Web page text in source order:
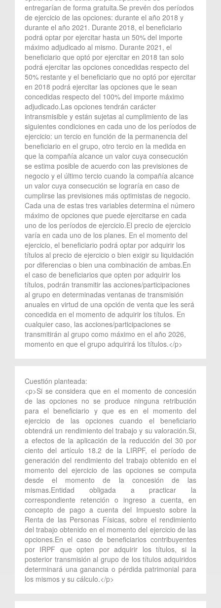
entregarían de forma gratuita.Se prevén dos períodos
de ejercicio de las opciones: durante el año 2018 y
durante el año 2021. Durante 2018, el beneficiario
podrá optar por ejercitar hasta un 50% del importe
máximo adjudicado al mismo. Durante 2021, el
beneficiario que optó por ejercitar en 2018 tan solo
podrá ejercitar las opciones concedidas respecto del
50% restante y el beneficiario que no optó por ejercitar
en 2018 podrá ejercitar las opciones que le sean
concedidas respecto del 100% del importe máximo
adjudicado.Las opciones tendrán carácter
intransmisible y están sujetas al cumplimiento de las
siguientes condiciones en cada uno de los períodos de
ejercicio: un tercio en función de la permanencia del
beneficiario en el grupo, otro tercio en la medida en
que la compañía alcance un valor cuya consecución
se estima posible de acuerdo con las previsiones de
negocio y el último tercio cuando la compañía alcance
un valor cuya consecución se lograría en caso de
cumplirse las previsiones más optimistas de negocio.
Cada una de estas tres variables determina el número
máximo de opciones que puede ejercitarse en cada
uno de los períodos de ejercicio.El precio de ejercicio
varía en cada uno de los planes. En el momento del
ejercicio, el beneficiario podrá optar por adquirir los
títulos al precio de ejercicio o bien exigir su liquidación
por diferencias o bien una combinación de ambas.En
el caso de beneficiarios que opten por adquirir los
títulos, podrán transmitir las acciones/participaciones
al grupo en determinadas ventanas de transmisión
anuales en virtud de una opción de venta que les será
concedida en el momento de adquirir los títulos. En
cualquier caso, las acciones/participaciones se
transmitirán al grupo como máximo en el año 2026,
momento en que el grupo adquirirá los títulos.</p>
Cuestión planteada:
<p>Si se considera que en el momento de concesión
de las opciones no se produce ninguna retribución
para el beneficiario y que es en el momento del
ejercicio de las opciones cuando el beneficiario
obtendrá un rendimiento del trabajo y su valoración.Si,
a efectos de la aplicación de la reducción del 30 por
ciento del artículo 18.2 de la LIRPF, el período de
generación del rendimiento del trabajo obtenido en el
momento del ejercicio de las opciones se computa
desde el momento de la concesión de las
mismas.Entidad obligada a practicar la
correspondiente retención o ingreso a cuenta, en
concepto de pago a cuenta del Impuesto sobre la
Renta de las Personas Físicas, sobre el rendimiento
del trabajo obtenido en el momento del ejercicio de las
opciones.En el caso de beneficiarios contribuyentes
por IRPF que opten por adquirir los títulos, si la
posterior transmisión al grupo de los títulos adquiridos
determinará una ganancia o pérdida patrimonial para
los mismos y su cálculo.</p>